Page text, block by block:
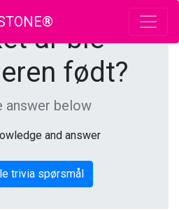
år ble
født?
answer below
and answer
trivia spørsmål